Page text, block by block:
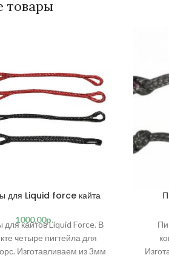
товары
для Liquid force кайта
1000,00р.
для кайтов Liquid Force. В
четыре пигтейла для
Изготавливаем из 3мм